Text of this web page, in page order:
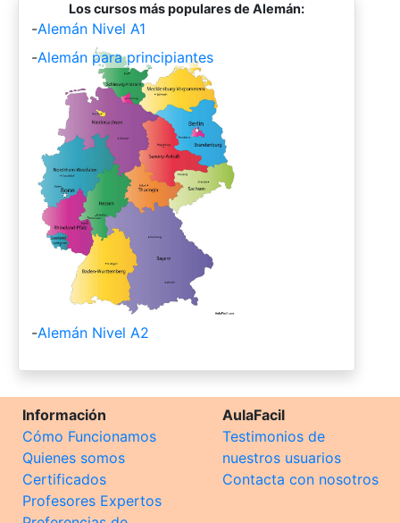
Los cursos más populares de Alemán:
-Alemán Nivel A1
-Alemán para principiantes
-Alemán Nivel A2
Información
Cómo Funcionamos
Quienes somos
Certificados
Profesores Expertos
AulaFacil
Testimonios de
nuestros usuarios
Contacta con nosotros